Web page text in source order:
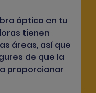
óptica en tu
tienen
áreas, así que
de que la
proporcionar